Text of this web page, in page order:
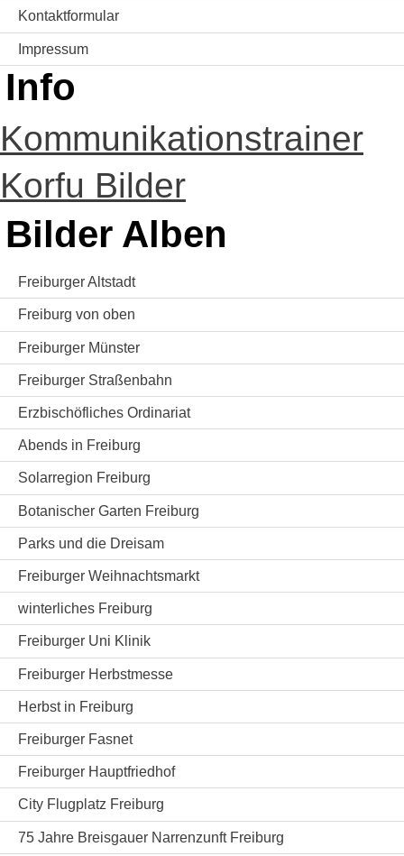
Kontaktformular
Impressum
Info
Kommunikationstrainer
Korfu Bilder
Bilder Alben
Freiburger Altstadt
Freiburg von oben
Freiburger Münster
Freiburger Straßenbahn
Erzbischöfliches Ordinariat
Abends in Freiburg
Solarregion Freiburg
Botanischer Garten Freiburg
Parks und die Dreisam
Freiburger Weihnachtsmarkt
winterliches Freiburg
Freiburger Uni Klinik
Freiburger Herbstmesse
Herbst in Freiburg
Freiburger Fasnet
Freiburger Hauptfriedhof
City Flugplatz Freiburg
75 Jahre Breisgauer Narrenzunft Freiburg